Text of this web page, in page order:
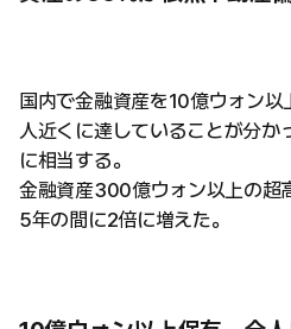
国内で金融資産を10億ウォン
人近くに達していることが分か
に相当する。
金融資産300億ウォン以上の超
5年の間に2倍に増えた。